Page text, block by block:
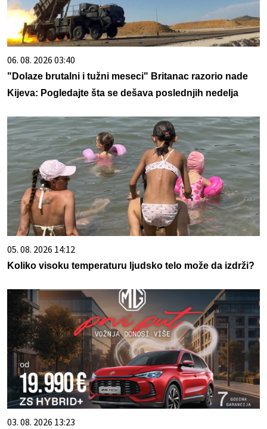
06. 08. 2026 03:40
"Dolaze brutalni i tužni meseci" Britanac razorio nade
Kijeva: Pogledajte šta se dešava poslednjih nedelja
05. 08. 2026 14:12
Koliko visoku temperaturu ljudsko telo može da izdrži?
03. 08. 2026 13:23